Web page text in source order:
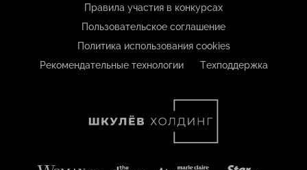
Правила участия в конкурсах
Пользовательское соглашение
Политика использования cookies
Рекомендательные технологии
Техподдержка